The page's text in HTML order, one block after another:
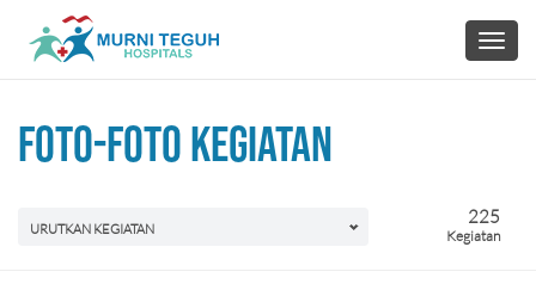
Toggle
FOTO-FOTO KEGIATAN
URUTKAN KEGIATAN
225
Kegiatan